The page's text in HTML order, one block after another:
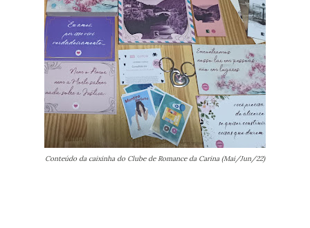
Conteúdo da caixinha do Clube de Romance da Carina (Mai/Jun/22)